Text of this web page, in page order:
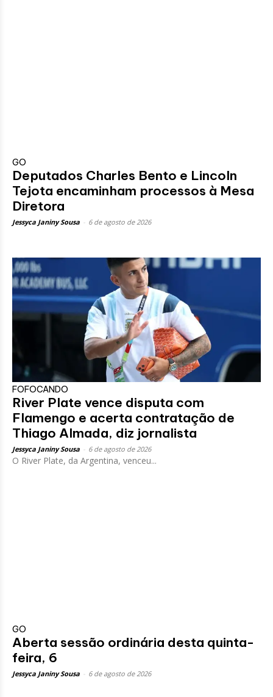
GO
Deputados Charles Bento e Lincoln
Tejota encaminham processos à Mesa
Diretora
Jessyca Janiny Sousa 6 de agosto de 2026
FOFOCANDO
River Plate vence disputa com
Flamengo e acerta contratação de
Thiago Almada, diz jornalista
Jessyca Janiny Sousa 6 de agosto de 2026
O River Plate, da Argentina, venceu...
GO
Aberta sessão ordinária desta quinta-
feira, 6
Jessyca Janiny Sousa 6 de agosto de 2026